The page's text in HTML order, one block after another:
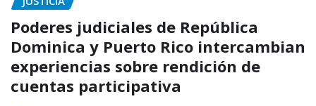
Poderes judiciales de República
Dominica y Puerto Rico intercambian
experiencias sobre rendición de
cuentas participativa